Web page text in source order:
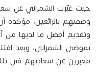
حيث عبّرت الشمراني عن
وصفتهم بالرائعين،
وتقديم أفضل ما لديها من
بموضي الشمراني، وبعد
معبرين عن سعادتهم في